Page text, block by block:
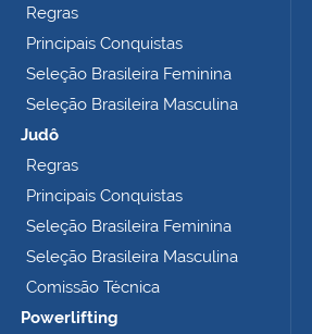
Regras
Principais Conquistas
Seleção Brasileira Feminina
Seleção Brasileira Masculina
Judô
Regras
Principais Conquistas
Seleção Brasileira Feminina
Seleção Brasileira Masculina
Comissão Técnica
Powerlifting